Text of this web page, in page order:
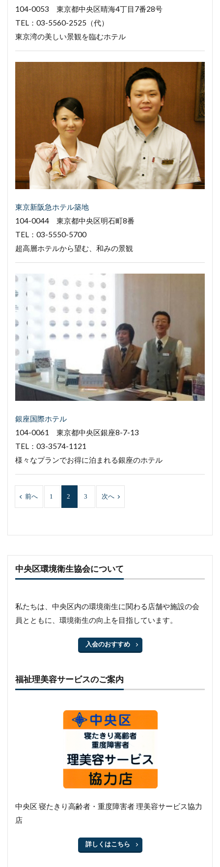
104-0053 東京都中央区晴海4丁目7番28号
TEL：03-5560-2525（代）
東京湾の美しい景観を臨むホテル
東京新阪急ホテル築地
104-0044 東京都中央区明石町8番
TEL：03-5550-5700
超高層ホテルから望む、和みの景観
銀座国際ホテル
104-0061 東京都中央区銀座8-7-13
TEL：03-3574-1121
様々なプランでお得に泊まれる銀座のホテル
前へ 1 2 3 次へ
中央区環境衛生協会について
私たちは、中央区内の環境衛生に関わる店舗や施設の会
員とともに、環境衛生の向上を目指しています。
入会のおすすめ
福祉理美容サービスのご案内
中央区 寝たきり高齢者・重度障害者 理美容サービス協力
店
詳しくはこちら